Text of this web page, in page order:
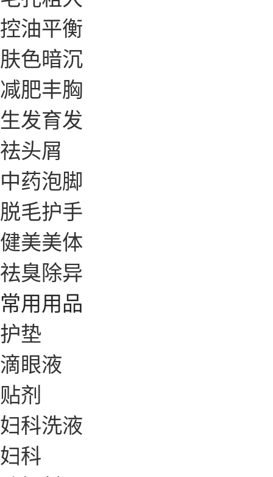
控油平衡
肤色暗沉
减肥丰胸
生发育发
祛头屑
中药泡脚
脱毛护手
健美美体
祛臭除异
常用用品
护垫
滴眼液
贴剂
妇科洗液
妇科